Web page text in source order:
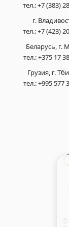
тел.:+7 (383)
г.
тел.:+7 (423)
Беларусь, г.
тел.:+375 17
Грузия, г.
тел.:+995 577